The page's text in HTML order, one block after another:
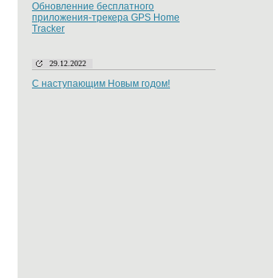
Обновленние бесплатного
приложения-трекера GPS Home
Tracker
29.12.2022
С наступающим Новым годом!